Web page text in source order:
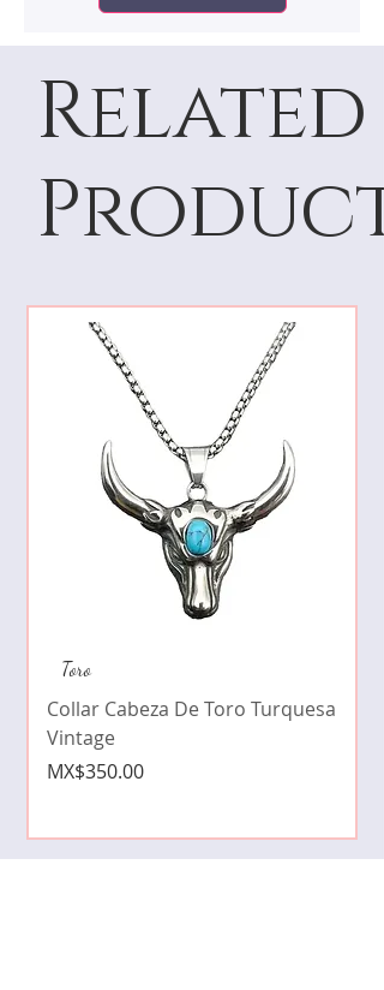
etiquetas originales en buen estado.
Related
Products
Toro
Collar Cabeza De Toro Turquesa
Vintage
Price
MX$350.00